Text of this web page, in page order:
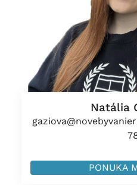
Natália
PONUKA